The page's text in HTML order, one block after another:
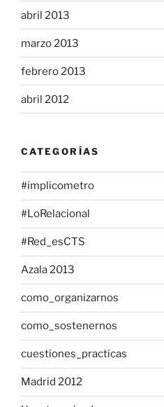
abril 2013
marzo 2013
febrero 2013
abril 2012
CATEGORÍAS
#implicometro
#LoRelacional
#Red_esCTS
Azala 2013
como_organizarnos
como_sostenernos
cuestiones_practicas
Madrid 2012